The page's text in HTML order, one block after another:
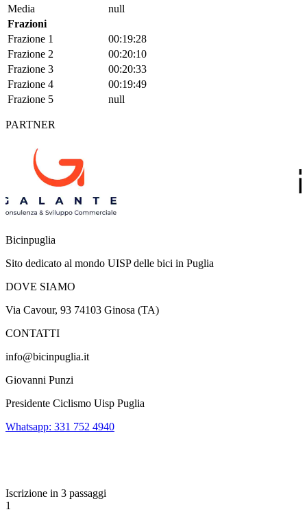
Media
null
Frazioni
Frazione 1
00:19:28
Frazione 2
00:20:10
Frazione 3
00:20:33
Frazione 4
00:19:49
Frazione 5
null
PARTNER
Bicinpuglia
Sito dedicato al mondo UISP delle bici in Puglia
DOVE SIAMO
Via Cavour, 93 74103 Ginosa (TA)
CONTATTI
info@bicinpuglia.it
Giovanni Punzi
Presidente Ciclismo Uisp Puglia
Whatsapp: 331 752 4940
Iscrizione in 3 passaggi
1